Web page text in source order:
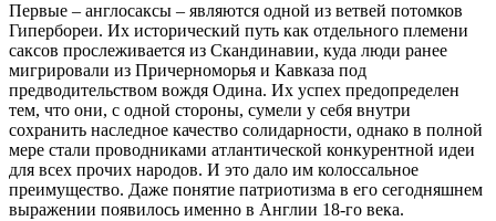
Первые – англосаксы – являются одной из ветвей потомков
Гипербореи. Их исторический путь как отдельного племени
саксов прослеживается из Скандинавии, куда люди ранее
мигрировали из Причерноморья и Кавказа под
предводительством вождя Одина. Их успех предопределен
тем, что они, с одной стороны, сумели у себя внутри
сохранить наследное качество солидарности, однако в полной
мере стали проводниками атлантической конкурентной идеи
для всех прочих народов. И это дало им колоссальное
преимущество. Даже понятие патриотизма в его сегодняшнем
выражении появилось именно в Англии 18-го века.